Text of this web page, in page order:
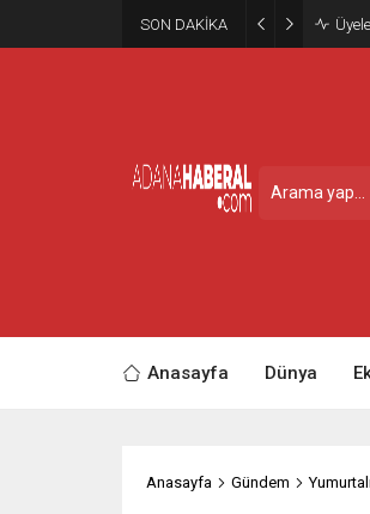
SON DAKİKA
Anasayfa Dünya
Anasayfa Gündem